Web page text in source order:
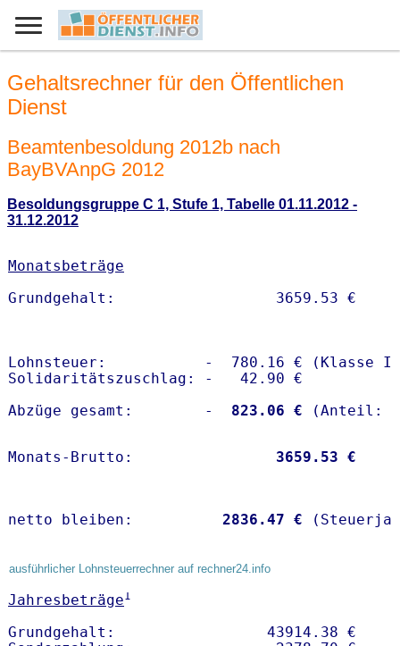
Gehaltsrechner für den Öffentlichen
Dienst
Beamtenbesoldung 2012b nach
BayBVAnpG 2012
Besoldungsgruppe C 1, Stufe 1, Tabelle 01.11.2012 -
31.12.2012
Monatsbeträge
Lohnsteuer:           -  780.16 € (Klasse I)
Solidaritätszuschlag: -   42.90 €
Abzüge gesamt:        -
  823.06 €
Monats-Brutto: 3659.53 €
netto bleiben: 2836.47 €
ausführlicher Lohnsteuerrechner auf rechner24.info
Jahresbeträge1
Grundgehalt:                 43914.38 €